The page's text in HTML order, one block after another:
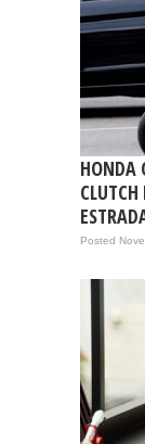
HONDA
Posted